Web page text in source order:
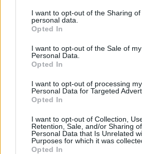
I want to opt-out of the Sharing of
personal data.
Opted In
I want to opt-out of the Sale of my
Personal Data.
Opted In
I want to opt-out of processing my
Personal Data for Targeted
Opted In
I want to opt-out of Collection,
Retention, Sale, and/or Sharing
Personal Data that Is Unrelated
Purposes for which it was
Opted In
Prima sport - co nabídne v prvním
vysílacím týdnu
Kdy a
Parabola.cz- web o satelitní, terestrické a
O webu parabola.cz• O souborech cookies
Dovolená u moře •Bazény